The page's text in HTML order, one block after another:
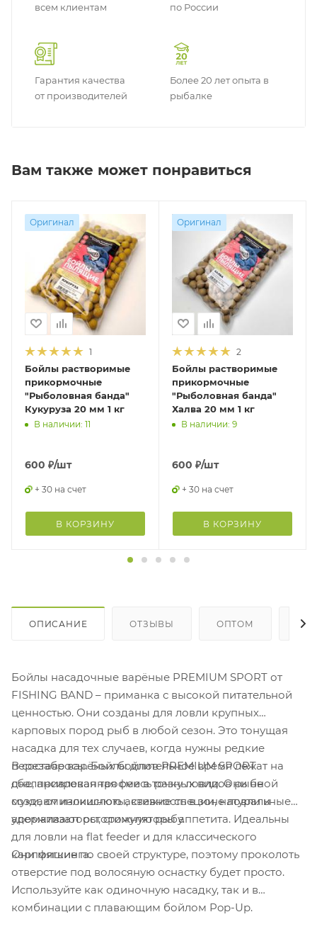
всем клиентам
по России
Гарантия качества
от производителей
Более 20 лет опыта в
рыбалке
Вам также может понравиться
Оригинал
1
Бойлы растворимые
прикормочные
"Рыболовная банда"
Кукуруза 20 мм 1 кг
В наличии: 11
600 ₽/шт
+ 30 на счет
В КОРЗИНУ
Оригинал
2
Бойлы растворимые
прикормочные
"Рыболовная банда"
Халва 20 мм 1 кг
В наличии: 9
600 ₽/шт
+ 30 на счет
В КОРЗИНУ
ОПИСАНИЕ ОТЗЫВЫ ОПТОМ
Бойлы насадочные варёные PREMIUM SPORT от
FISHING BAND – приманка с высокой питательной
ценностью. Они созданы для ловли крупных
карповых пород рыб в любой сезон. Это тонущая
насадка для тех случаев, когда нужны редкие
перезабросы. Бойлы длительное время лежат на
дне, привлекая трофеи в точку ловли. Они не
создают излишнюю активность в зоне ловли и
удерживают осторожную рыбу.
В составе варёных бойлов PREMIUM SPORT
сбалансированная смесь разных видов рыбной
муки, аминокислоты, свежие специи, натуральные
ароматизаторы, стимуляторы аппетита. Идеальны
для ловли на flat feeder и для классического
карпфишинга.
Они мягкие по своей структуре, поэтому проколоть
отверстие под волосяную оснастку будет просто.
Используйте как одиночную насадку, так и в
комбинации с плавающим бойлом Pop-Up.